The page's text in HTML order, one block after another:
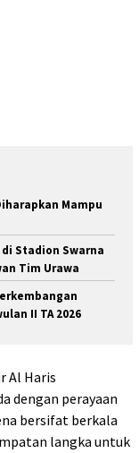
Mampu
Stadion Swarna
Tim Urawa
II TA 2026
Al Haris
dengan perayaan
bersifat berkala
langka untuk